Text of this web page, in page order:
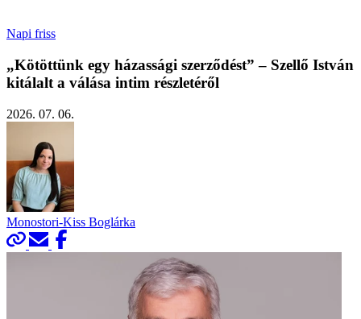
Napi friss
„Kötöttünk egy házassági szerződést” – Szellő István
kitálalt a válása intim részletéről
2026. 07. 06.
Monostori-Kiss Boglárka